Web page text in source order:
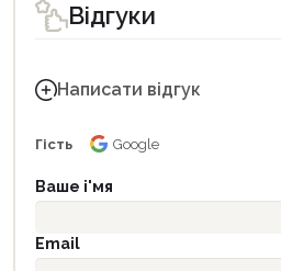
Відгуки
Написати відгук
Гість Google
Ваше і'мя
Email